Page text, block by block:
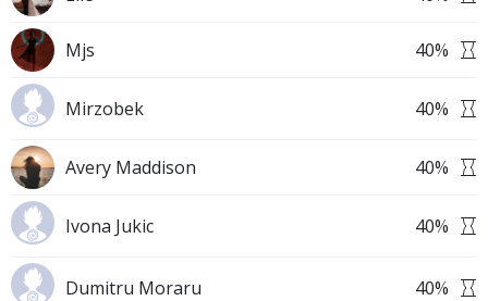
Mjs 40%
Mirzobek 40%
Avery Maddison 40%
Ivona Jukic 40%
Dumitru Moraru 40%